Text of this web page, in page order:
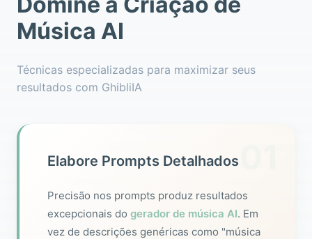
Música AI
Técnicas especializadas para maximizar seus
resultados com GhibliIA
Elabore Prompts Detalhados
Precisão nos prompts produz resultados
excepcionais do gerador de música AI. Em
vez de descrições genéricas como "música